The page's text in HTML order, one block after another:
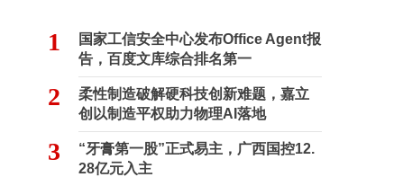
1
国家工信安全中心发布Office Agent报
告，百度文库综合排名第一
2
柔性制造破解硬科技创新难题，嘉立
创以制造平权助力物理AI落地
3
“牙膏第一股”正式易主，广西国控12.
28亿元入主